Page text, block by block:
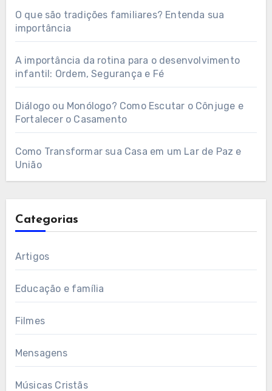
O que são tradições familiares? Entenda sua
importância
A importância da rotina para o desenvolvimento
infantil: Ordem, Segurança e Fé
Diálogo ou Monólogo? Como Escutar o Cônjuge e
Fortalecer o Casamento
Como Transformar sua Casa em um Lar de Paz e
União
Categorias
Artigos
Educação e família
Filmes
Mensagens
Músicas Cristãs